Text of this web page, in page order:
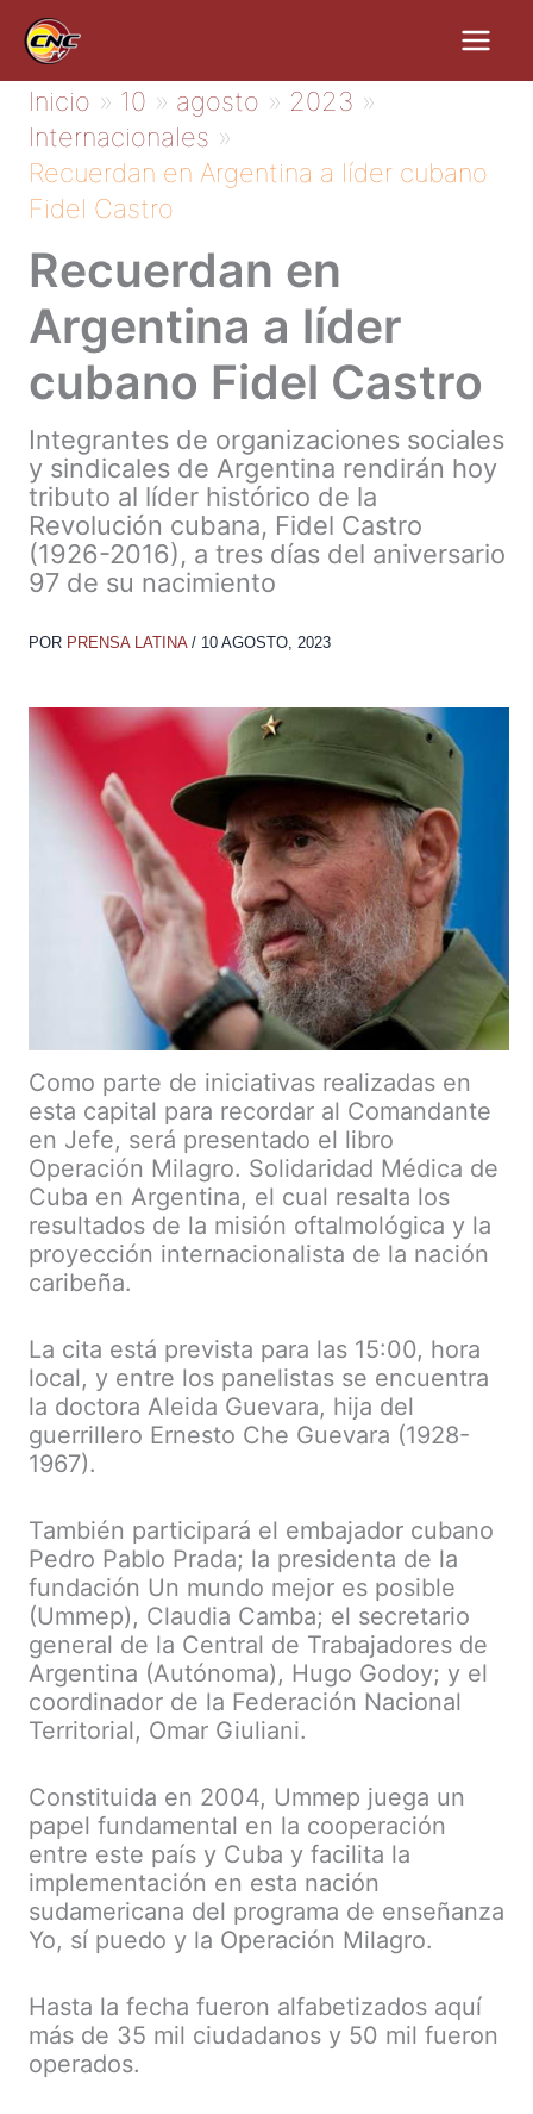
contenido
Inicio 10 agosto
2023
Internacionales
Recuerdan en Argentina a líder cubano
Fidel Castro
Recuerdan en
Argentina a líder
cubano Fidel Castro
Integrantes de organizaciones sociales
y sindicales de Argentina rendirán hoy
tributo al líder histórico de la
Revolución cubana, Fidel Castro
(1926-2016), a tres días del aniversario
97 de su nacimiento
POR PRENSA LATINA / 10 AGOSTO, 2023
Como parte de iniciativas realizadas en
esta capital para recordar al Comandante
en Jefe, será presentado el libro
Operación Milagro. Solidaridad Médica de
Cuba en Argentina, el cual resalta los
resultados de la misión oftalmológica y la
proyección internacionalista de la nación
caribeña.
La cita está prevista para las 15:00, hora
local, y entre los panelistas se encuentra
la doctora Aleida Guevara, hija del
guerrillero Ernesto Che Guevara (1928-
1967).
También participará el embajador cubano
Pedro Pablo Prada; la presidenta de la
fundación Un mundo mejor es posible
(Ummep), Claudia Camba; el secretario
general de la Central de Trabajadores de
Argentina (Autónoma), Hugo Godoy; y el
coordinador de la Federación Nacional
Territorial, Omar Giuliani.
Constituida en 2004, Ummep juega un
papel fundamental en la cooperación
entre este país y Cuba y facilita la
implementación en esta nación
sudamericana del programa de enseñanza
Yo, sí puedo y la Operación Milagro.
Hasta la fecha fueron alfabetizados aquí
más de 35 mil ciudadanos y 50 mil fueron
operados.